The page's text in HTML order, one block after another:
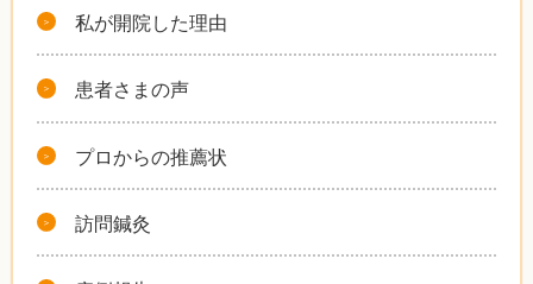
私が開院した理由
患者さまの声
プロからの推薦状
訪問鍼灸